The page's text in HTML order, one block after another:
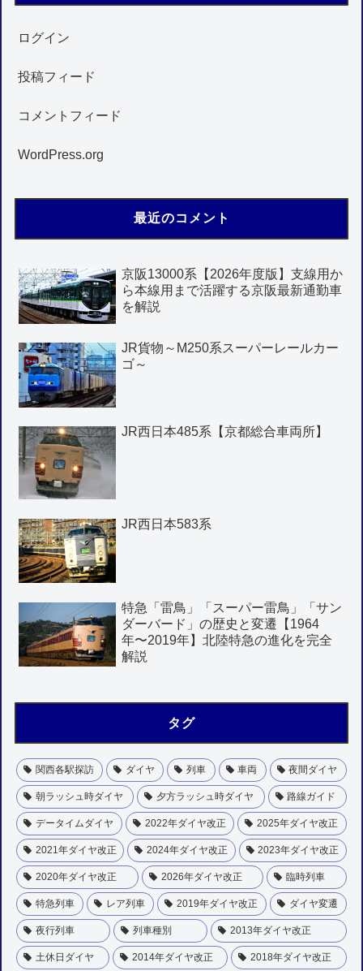
ログイン
投稿フィード
コメントフィード
WordPress.org
最近のコメント
京阪13000系【2026年度版】支線用か
ら本線用まで活躍する京阪最新通勤車
を解説
JR貨物～M250系スーパーレールカー
ゴ～
JR西日本485系【京都総合車両所】
JR西日本583系
特急「雷鳥」「スーパー雷鳥」「サン
ダーバード」の歴史と変遷【1964
年〜2019年】北陸特急の進化を完全
解説
タグ
関西各駅探訪 ダイヤ 列車 車両 夜間ダイヤ
朝ラッシュ時ダイヤ 夕方ラッシュ時ダイヤ 路線ガイド
データイムダイヤ 2022年ダイヤ改正 2025年ダイヤ改正
2021年ダイヤ改正 2024年ダイヤ改正 2023年ダイヤ改正
2020年ダイヤ改正 2026年ダイヤ改正 臨時列車
特急列車 レア列車 2019年ダイヤ改正 ダイヤ変遷
夜行列車 列車種別 2013年ダイヤ改正
土休日ダイヤ 2014年ダイヤ改正 2018年ダイヤ改正